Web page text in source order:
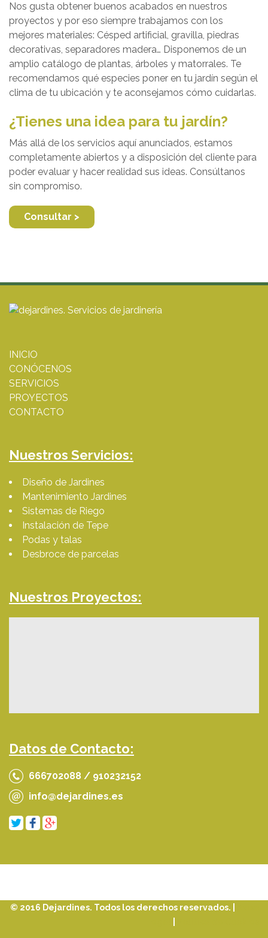
Nos gusta obtener buenos acabados en nuestros
proyectos y por eso siempre trabajamos con los
mejores materiales: Césped artificial, gravilla, piedras
decorativas, separadores madera… Disponemos de un
amplio catálogo de plantas, árboles y matorrales. Te
recomendamos qué especies poner en tu jardín según el
clima de tu ubicación y te aconsejamos cómo cuidarlas.
¿Tienes una idea para tu jardín?
Más allá de los servicios aquí anunciados, estamos
completamente abiertos y a disposición del cliente para
poder evaluar y hacer realidad sus ideas. Consúltanos
sin compromiso.
Consultar >
INICIO
CONÓCENOS
SERVICIOS
PROYECTOS
CONTACTO
Nuestros Servicios:
Diseño de Jardines
Mantenimiento Jardines
Sistemas de Riego
Instalación de Tepe
Podas y talas
Desbroce de parcelas
Nuestros Proyectos:
Datos de Contacto:
666702088 / 910232152
info@dejardines.es
© 2016 Dejardines. Todos los derechos reservados. |